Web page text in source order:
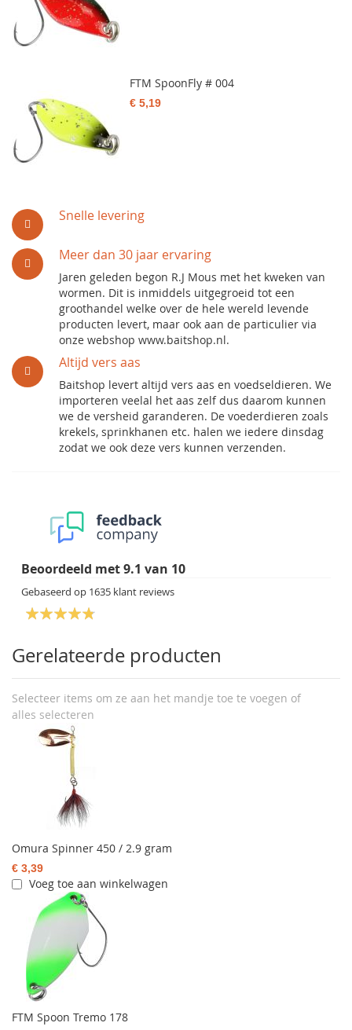
Snelle levering
Meer dan 30 jaar ervaring
Jaren geleden begon R.J Mous met het kweken van
wormen. Dit is inmiddels uitgegroeid tot een
groothandel welke over de hele wereld levende
producten levert, maar ook aan de particulier via
onze webshop www.baitshop.nl.
Altijd vers aas
Baitshop levert altijd vers aas en voedseldieren. We
importeren veelal het aas zelf dus daarom kunnen
we de versheid garanderen. De voederdieren zoals
krekels, sprinkhanen etc. halen we iedere dinsdag
zodat we ook deze vers kunnen verzenden.
Beoordeeld met9.1 van 10
Gebaseerd op 1635 klant reviews
Gerelateerde producten
Selecteer items om ze aan het mandje toe te voegen of
alles selecteren
Omura Spinner 450 / 2.9 gram
€ 3,39
Voeg toe aan winkelwagen
FTM Spoon Tremo 178
FTM SpoonFly # 004
€ 5,19